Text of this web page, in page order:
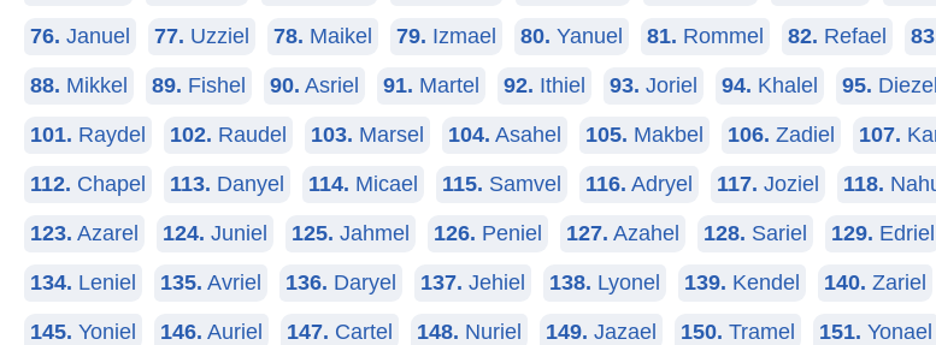
76. Januel 77. Uzziel 78. Maikel 79. Izmael 80. Yanuel 81. Rommel 82. Refael
88. Mikkel 89. Fishel 90. Asriel 91. Martel 92. Ithiel 93. Joriel 94. Khalel 95. Diezel
101. Raydel 102. Raudel 103. Marsel 104. Asahel 105. Makbel 106. Zadiel 107.
112. Chapel 113. Danyel 114. Micael 115. Samvel 116. Adryel 117. Joziel 118.
123. Azarel 124. Juniel 125. Jahmel 126. Peniel 127. Azahel 128. Sariel 129. Edriel
134. Leniel 135. Avriel 136. Daryel 137. Jehiel 138. Lyonel 139. Kendel 140. Zariel
145. Yoniel 146. Auriel 147. Cartel 148. Nuriel 149. Jazael 150. Tramel 151. Yonael